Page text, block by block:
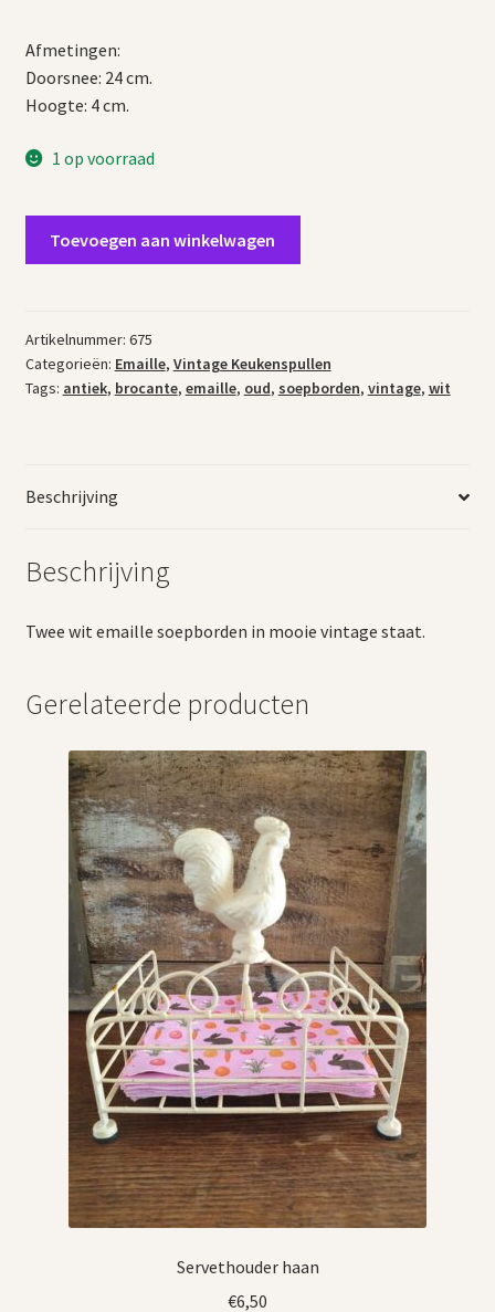
Afmetingen:
Doorsnee: 24 cm.
Hoogte: 4 cm.
1 op voorraad
Toevoegen aan winkelwagen
Artikelnummer: 675
Categorieën: Emaille, Vintage Keukenspullen
Tags: antiek, brocante, emaille, oud, soepborden, vintage, wit
Beschrijving
Beschrijving
Twee wit emaille soepborden in mooie vintage staat.
Gerelateerde producten
Servethouder haan
€6,50